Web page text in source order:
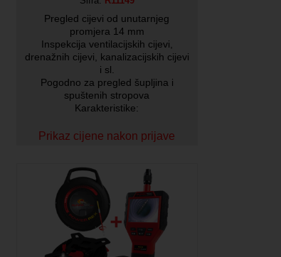
Pregled cijevi od unutarnjeg
promjera 14 mm
Inspekcija ventilacijskih cijevi,
drenažnih cijevi, kanalizacijskih cijevi
i sl.
Pogodno za pregled šupljina i
spuštenih stropova
Karakteristike:
Min. količina za narudžbu:1
Prikaz cijene nakon prijave